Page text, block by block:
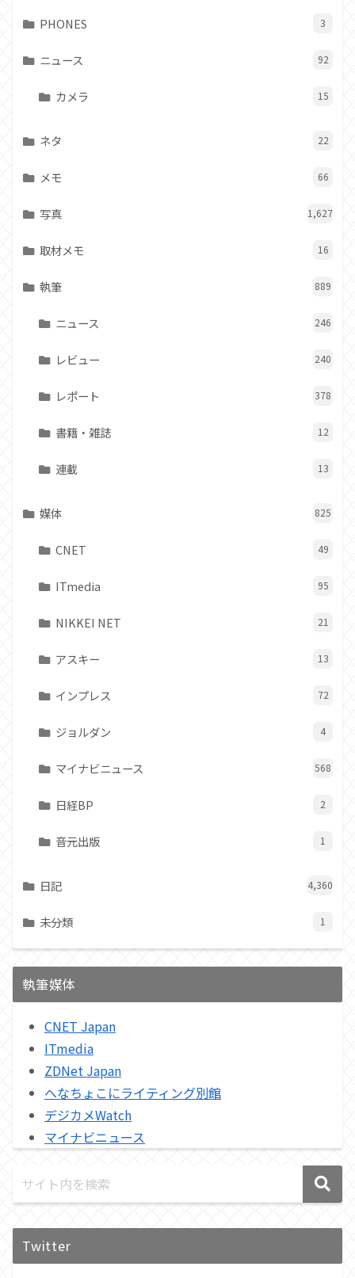
PHONES 3
ニュース 92
カメラ 15
ネタ 22
メモ 66
写真 1,627
取材メモ 16
執筆 889
ニュース 246
レビュー 240
レポート 378
書籍・雑誌 12
連載 13
媒体 825
CNET 49
ITmedia 95
NIKKEI NET 21
アスキー 13
インプレス 72
ジョルダン 4
マイナビニュース 568
日経BP 2
音元出版 1
日記 4,360
未分類 1
執筆媒体
CNET Japan
ITmedia
ZDNet Japan
へなちょこにライティング別館
デジカメWatch
マイナビニュース
Twitter